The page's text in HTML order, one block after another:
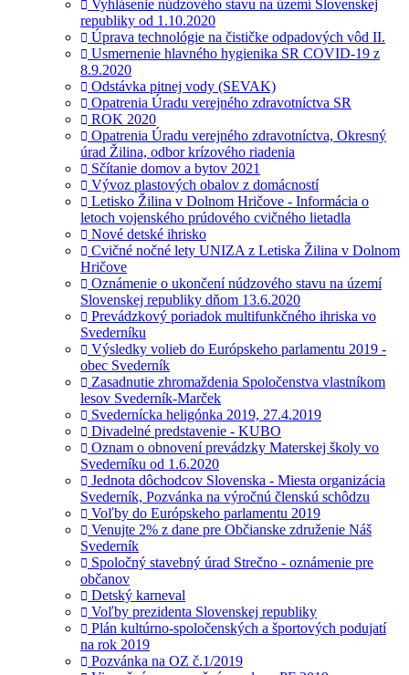
Vyhlásenie núdzového stavu na území Slovenskej
republiky od 1.10.2020
Úprava technológie na čističke odpadových vôd II.
Usmernenie hlavného hygienika SR COVID-19 z
8.9.2020
Odstávka pitnej vody (SEVAK)
Opatrenia Úradu verejného zdravotníctva SR
ROK 2020
Opatrenia Úradu verejného zdravotníctva, Okresný
úrad Žilina, odbor krízového riadenia
Sčítanie domov a bytov 2021
Vývoz plastových obalov z domácností
Letisko Žilina v Dolnom Hričove - Informácia o
letoch vojenského prúdového cvičného lietadla
Nové detské ihrisko
Cvičné nočné lety UNIZA z Letiska Žilina v Dolnom
Hričove
Oznámenie o ukončení núdzového stavu na území
Slovenskej republiky dňom 13.6.2020
Prevádzkový poriadok multifunkčného ihriska vo
Svederníku
Výsledky volieb do Európskeho parlamentu 2019 -
obec Svederník
Zasadnutie zhromaždenia Spoločenstva vlastníkom
lesov Svederník-Marček
Svedernícka heligónka 2019, 27.4.2019
Divadelné predstavenie - KUBO
Oznam o obnovení prevádzky Materskej školy vo
Svederníku od 1.6.2020
Jednota dôchodcov Slovenska - Miesta organizácia
Svederník, Pozvánka na výročnú členskú schôdzu
Voľby do Európskeho parlamentu 2019
Venujte 2% z dane pre Občianske združenie Náš
Svederník
Spoločný stavebný úrad Strečno - oznámenie pre
občanov
Detský karneval
Voľby prezidenta Slovenskej republiky
Plán kultúrno-spoločenských a športových podujatí
na rok 2019
Pozvánka na OZ č.1/2019